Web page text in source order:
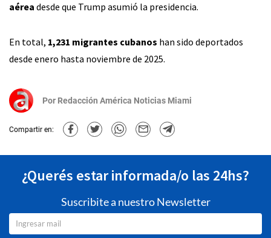
aérea desde que Trump asumió la presidencia.
En total, 1,231 migrantes cubanos han sido deportados
desde enero hasta noviembre de 2025.
Por Redacción América Noticias Miami
Compartir en:
¿Querés estar informada/o las 24hs?
Suscribite a nuestro Newsletter